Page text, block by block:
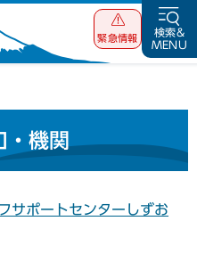
緊急情報
検索&
MENU
・機関
サポートセンターしずお